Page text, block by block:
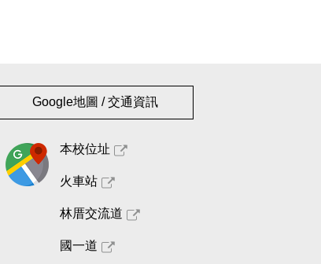
Google地圖 / 交通資訊
本校位址
火車站
林厝交流道
國一道